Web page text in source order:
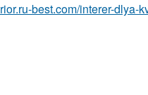
best.com/interer-dlya-